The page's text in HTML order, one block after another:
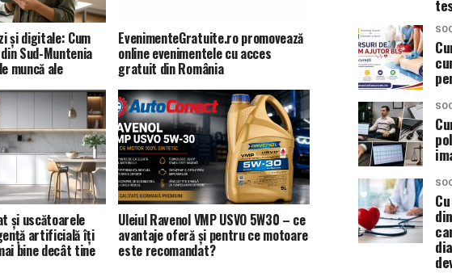
și digitale: Cum
Sud-Muntenia
muncă ale
EvenimenteGratuite.ro promovează
online evenimentele cu acces
gratuit din România
și uscătoarele
artificială îți
bine decât tine
Uleiul Ravenol VMP USVO 5W30 – ce
avantaje oferă și pentru ce motoare
este recomandat?